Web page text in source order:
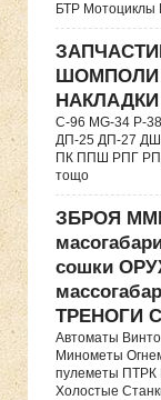
БТР Мотоциклы
ШОМПОЛИ
C-96 MG-34 P-
ДП-25 ДП-27
ПК ППШ РПГ
тощо
ЗБРОЯ
сошки
ТРЕНОГИ
Автоматы
Минометы
пулеметы
Холостые